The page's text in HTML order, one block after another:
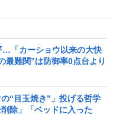
「カーショウ以来の大快
最難関”は防御率0点台より
“目玉焼き”」投げる哲学
除」「ベッドに入った